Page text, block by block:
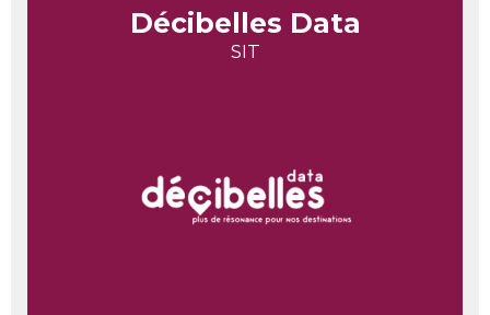
Décibelles Data
SIT